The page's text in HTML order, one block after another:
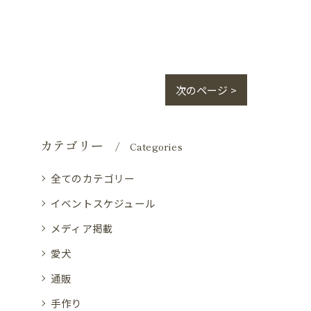
次のページ >
カテゴリー Categories
全てのカテゴリー
イベントスケジュール
メディア掲載
愛犬
通販
手作り